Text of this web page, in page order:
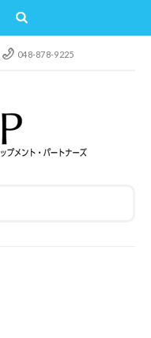
048-878-9225